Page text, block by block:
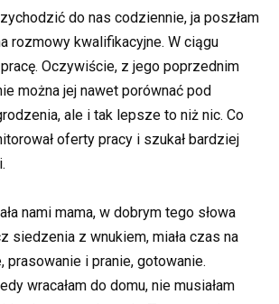
do nas codziennie, ja poszłam
rozmowy kwalifikacyjne. W ciągu
Oczywiście, z jego poprzednim
można jej nawet porównać pod
ale i tak lepsze to niż nic. Co
oferty pracy i szukał bardziej
nami mama, w dobrym tego słowa
siedzenia z wnukiem, miała czas na
prasowanie i pranie, gotowanie.
wracałam do domu, nie musiałam